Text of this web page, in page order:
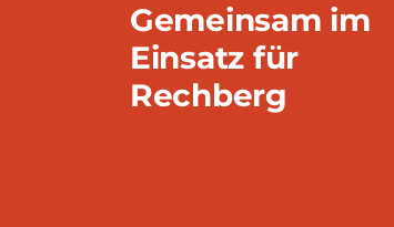
Gemeinsam im
Einsatz für
Rechberg